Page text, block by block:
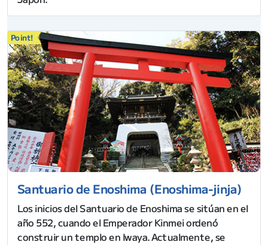
Point!
Santuario de Enoshima (Enoshima-jinja)
Los inicios del Santuario de Enoshima se sitúan en el
año 552, cuando el Emperador Kinmei ordenó
construir un templo en Iwaya. Actualmente, se